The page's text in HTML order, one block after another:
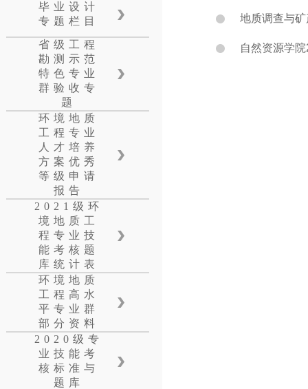
毕业设计
专题栏目
省级工程
勘测示范
特色专业
群验收专
题
环境地质
工程专业
人才培养
方案优秀
等级申请
报告
2021级环
境地质工
程专业技
能考核题
库统计表
环境地质
工程高水
平专业群
部分资料
2020级专
业技能考
核标准与
题库
地质调查与
自然资源学